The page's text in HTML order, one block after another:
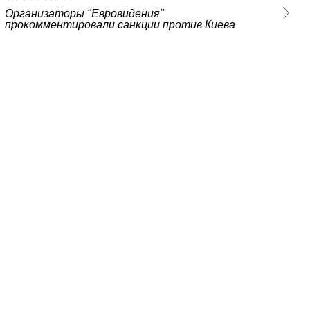
Организаторы "Евровидения"
прокомментировали санкции против Киева